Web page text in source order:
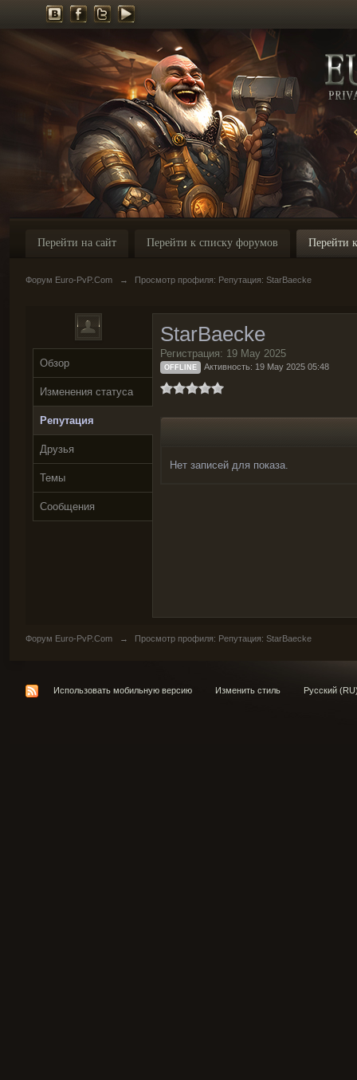
Перейти на сайт Перейти к списку форумов Перейти
Форум Euro-PvP.Com → Просмотр профиля: Репутация: StarBaecke
Обзор
Изменения статуса
Репутация
Друзья
Темы
Сообщения
StarBaecke
Регистрация: 19 May 2025
OFFLINE Активность: 19 May 2025 05:48
Нет записей для показа.
Форум Euro-PvP.Com → Просмотр профиля: Репутация: StarBaecke
Использовать мобильную версию Изменить стиль Русский